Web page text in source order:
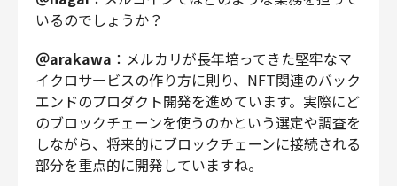
いるのでしょうか？
＠arakawa ：メルカリが長年培ってきた堅牢なマ
イクロサービスの作り方に則り、NFT関連のバック
エンドのプロダクト開発を進めています。実際にど
のブロックチェーンを使うのかという選定や調査を
しながら、将来的にブロックチェーンに接続される
部分を重点的に開発していますね。